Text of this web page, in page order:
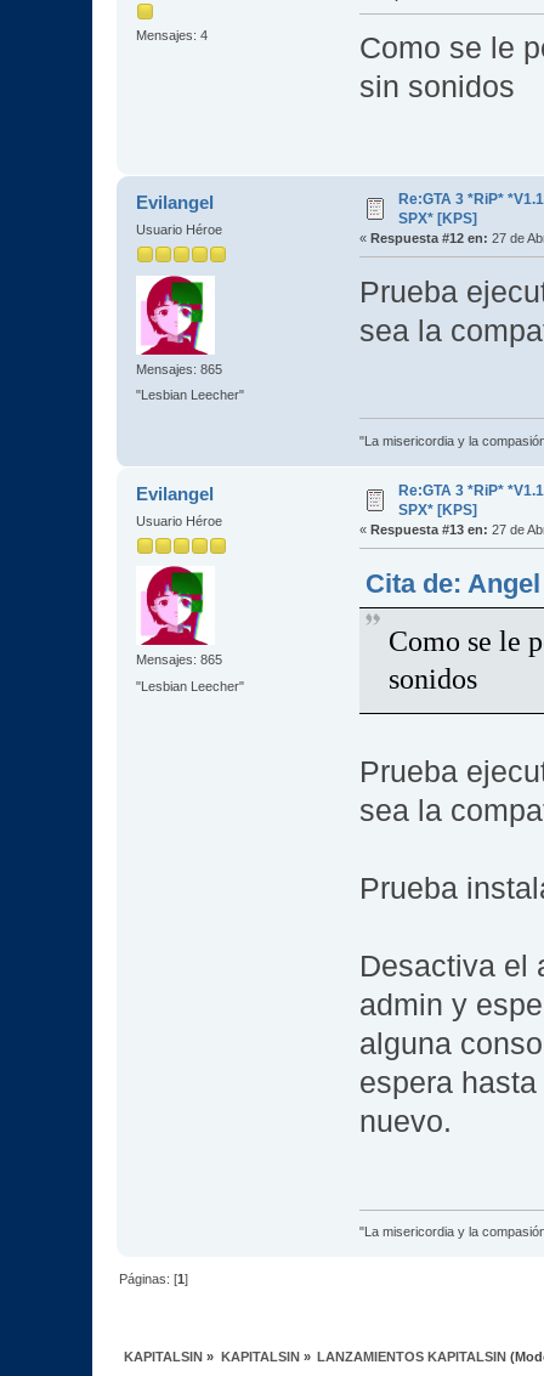
Mensajes: 4
Como se le
sin sonidos
Evilangel
Usuario Héroe
Mensajes: 865
"Lesbian Leecher"
Re:GTA 3 *RiP*
SPX* [KPS]
« Respuesta #12 en: 27 de
Prueba
sea la
"La misericordia y la
Evilangel
Usuario Héroe
Mensajes: 865
"Lesbian Leecher"
Re:GTA 3 *RiP*
SPX* [KPS]
« Respuesta #13 en: 27 de
Cita de:
Como se le
sonidos
Prueba
sea la
Prueba
Desactiva el
admin y
alguna
espera
nuevo.
"La misericordia y la
Páginas: [1]
KAPITALSIN » KAPITALSIN» LANZAMIENTOS KAPITALSIN